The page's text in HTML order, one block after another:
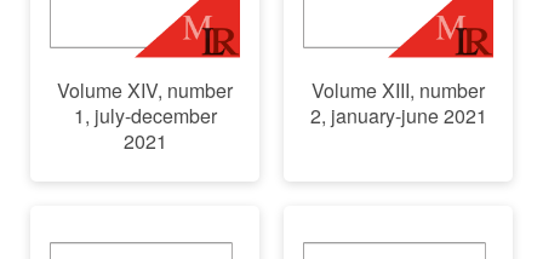
Volume XIV, number
1, july-december
2021
Volume XIII, number
2, january-june 2021